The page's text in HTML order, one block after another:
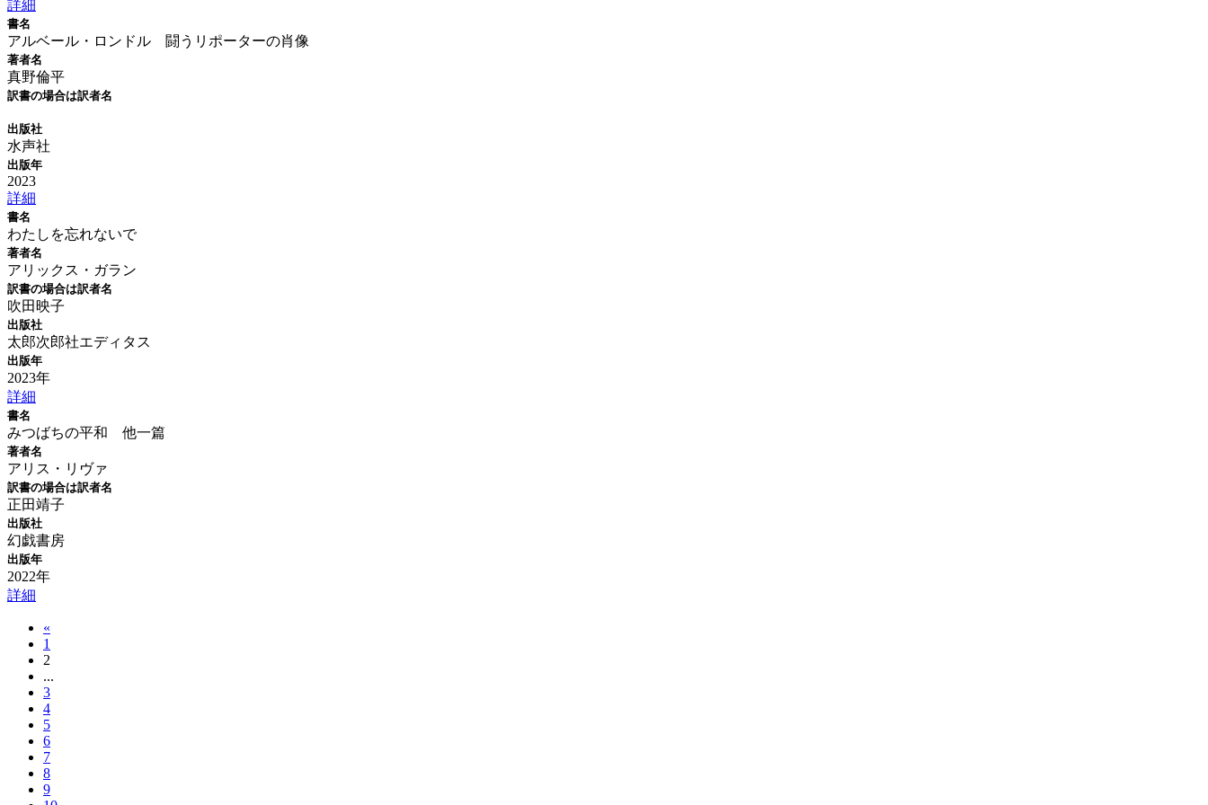
詳細
書名
アルベール・ロンドル 闘うリポーターの肖像
著者名
真野倫平
訳書の場合は訳者名
出版社
水声社
出版年
2023
詳細
書名
わたしを忘れないで
著者名
アリックス・ガラン
訳書の場合は訳者名
吹田映子
出版社
太郎次郎社エディタス
出版年
2023年
詳細
書名
みつばちの平和 他一篇
著者名
アリス・リヴァ
訳書の場合は訳者名
正田靖子
出版社
幻戯書房
出版年
2022年
詳細
«
1
2
...
3
4
5
6
7
8
9